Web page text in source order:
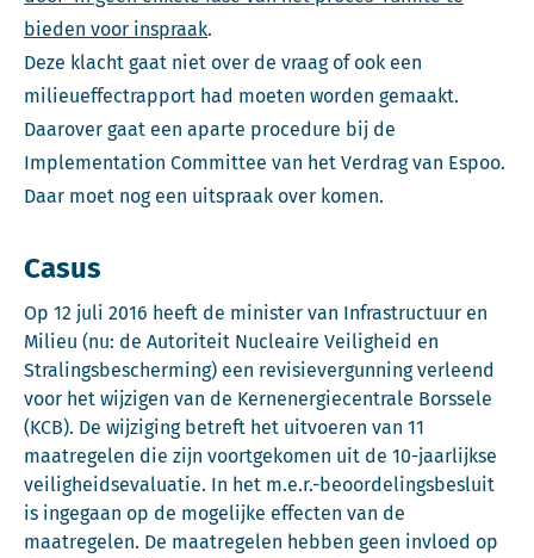
bieden voor inspraak.
Deze klacht gaat niet over de vraag of ook een
milieueffectrapport had moeten worden gemaakt.
Daarover gaat een aparte procedure bij de
Implementation Committee van het Verdrag van Espoo.
Daar moet nog een uitspraak over komen.
Casus
Op 12 juli 2016 heeft de minister van Infrastructuur en
Milieu (nu: de Autoriteit Nucleaire Veiligheid en
Stralingsbescherming) een revisievergunning verleend
voor het wijzigen van de Kernenergiecentrale Borssele
(KCB). De wijziging betreft het uitvoeren van 11
maatregelen die zijn voortgekomen uit de 10-jaarlijkse
veiligheidsevaluatie. In het m.e.r.-beoordelingsbesluit
is ingegaan op de mogelijke effecten van de
maatregelen. De maatregelen hebben geen invloed op